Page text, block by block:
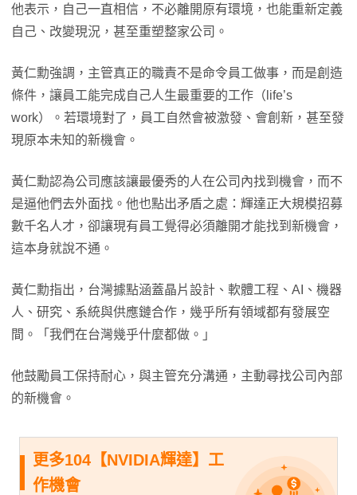
他表示，自己一直相信，不必離開原有環境，也能重新定義
自己、改變現況，甚至重塑整家公司。
黃仁勳強調，主管真正的職責不是命令員工做事，而是創造
條件，讓員工能完成自己人生最重要的工作（life’s
work）。若環境對了，員工自然會被激發、會創新，甚至發
現原本未知的新機會。
黃仁勳認為公司應該讓最優秀的人在公司內找到機會，而不
是逼他們去外面找。他也點出矛盾之處：輝達正大規模招募
數千名人才，卻讓現有員工覺得必須離開才能找到新機會，
這本身就說不通。
黃仁勳指出，台灣據點涵蓋晶片設計、軟體工程、AI、機器
人、研究、系統與供應鏈合作，幾乎所有領域都有發展空
間。「我們在台灣幾乎什麼都做。」
他鼓勵員工保持耐心，與主管充分溝通，主動尋找公司內部
的新機會。
更多104【NVIDIA輝達】工
作機會